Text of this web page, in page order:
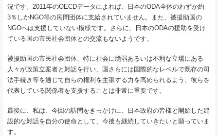
況です。2011年のOECDデータによれば、日本のODA全体のわずか約
3％しかNGO等の民間団体に支給されていません。また、被援助国の
NGOへは支援していない模様です。さらに、日本のODAの援助を受け
ている国の市民社会団体との交流もないようです。
被援助国の市民社会団体、特に社会に脆弱あるいは不利な立場にある
人々が政策立案者と対話を行い、国さらには国際的なレベルで既存の司
法手続き等を通じて自らの権利を主張する力を高められるよう、彼らを
代表している関係者を支援することは非常に重要です。
最後に、私は、今回の訪問をきっかけに、日本政府の皆様と開始した建
設的な対話を自分の使命として、今後も継続していきたいと願っていま
す。